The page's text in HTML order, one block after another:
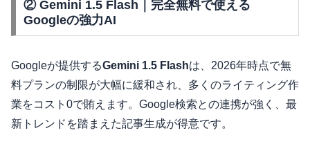
② Gemini 1.5 Flash｜完全無料で使える
Googleの強力AI
Googleが提供するGemini 1.5 Flashは、2026年時点で無
料プランの制限が大幅に緩和され、多くのライティング作
業をコスト0で賄えます。Google検索との連携が強く、最
新トレンドを踏まえた記事生成が得意です。